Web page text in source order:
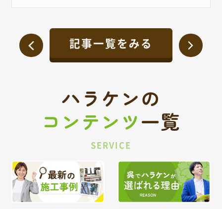
記事一覧をみる
ハラケンの
コンテンツ一覧
SERVICE